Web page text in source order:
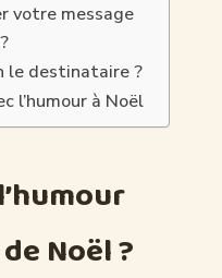
votre message
le destinataire ?
l’humour à Noël
Noël ?